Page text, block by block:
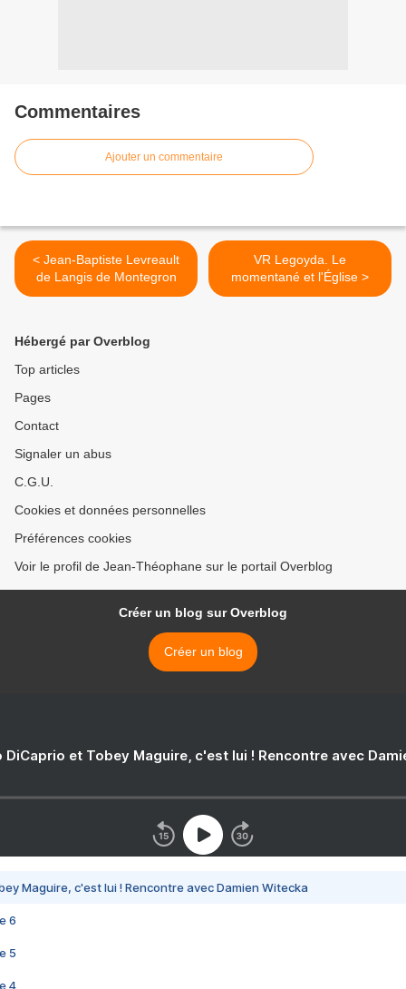
Commentaires
Ajouter un commentaire
< Jean-Baptiste Levreault
de Langis de Montegron
VR Legoyda. Le
momentané et l'Église >
Hébergé par Overblog
Top articles
Pages
Contact
Signaler un abus
C.G.U.
Cookies et données personnelles
Préférences cookies
Voir le profil de Jean-Théophane sur le portail Overblog
Créer un blog sur Overblog
Créer un blog
DiCaprio et Tobey Maguire, c'est lui ! Rencontre avec
Maguire, c'est lui ! Rencontre avec Damien Witecka
6
5
4